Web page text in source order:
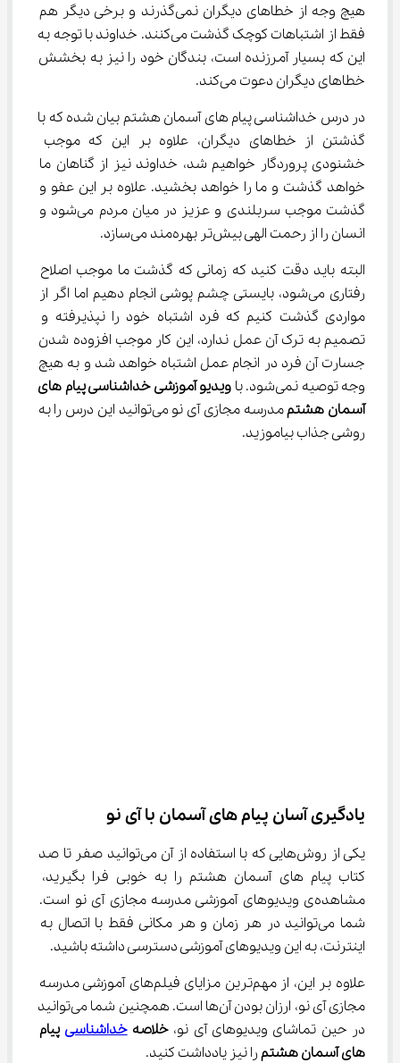
هیچ وجه از خطاهای دیگران نمی‌گذرند و برخی دیگر هم
فقط از اشتباهات کوچک گذشت می‌کنند. خداوند با توجه به
این که بسیار آمرزنده است، بندگان خود را نیز به بخشش
خطاهای دیگران دعوت می‌کند.
در درس خداشناسی پیام های آسمان هشتم بیان شده که با
گذشتن از خطاهای دیگران، علاوه بر این که موجب
خشنودی پروردگار خواهیم شد، خداوند نیز از گناهان ما
خواهد گذشت و ما را خواهد بخشید. علاوه بر این عفو و
گذشت موجب سربلندی و عزیز در میان مردم می‌شود و
انسان را از رحمت الهی بیش‌تر بهره‌مند می‌سازد.
البته باید دقت کنید که زمانی که گذشت ما موجب اصلاح
رفتاری می‌شود، بایستی چشم پوشی انجام دهیم اما اگر از
مواردی گذشت کنیم که فرد اشتباه خود را نپذیرفته و
تصمیم به ترک آن عمل ندارد، این کار موجب افزوده شدن
جسارت آن فرد در انجام عمل اشتباه خواهد شد و به هیچ
وجه توصیه نمی‌شود. با
ویدیو آموزشی خداشناسی پیام های
آسمان هشتم
مدرسه مجازی آی نو می‌توانید این درس را به
روشی جذاب بیاموزید.
یادگیری آسان پیام های آسمان با آی نو
یکی از روش‌هایی که با استفاده از آن می‌توانید صفر تا صد
کتاب پیام های آسمان هشتم را به خوبی فرا بگیرید،
مشاهده‌ی ویدیوهای آموزشی مدرسه مجازی آی نو است.
شما می‌توانید در هر زمان و هر مکانی فقط با اتصال به
اینترنت، به این ویدیوهای آموزشی دسترسی داشته باشید.
علاوه بر این، از مهم‌ترین مزایای فیلم‌های آموزشی مدرسه
مجازی آی نو، ارزان بودن آن‌ها است. همچنین شما می‌توانید
در حین تماشای ویدیوهای آی نو، خلاصه خداشناسی پیام
های آسمان هشتم را نیز یادداشت کنید.